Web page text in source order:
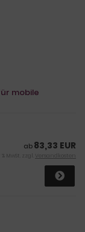
mobile
ab 83,33 EUR
% MwSt. zzgl. Versandkosten